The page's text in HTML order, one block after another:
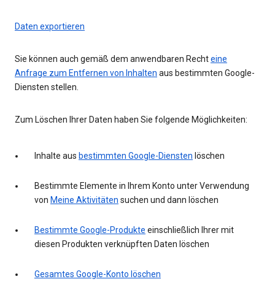
Daten exportieren
Sie können auch gemäß dem anwendbaren Rechteine
Anfrage zum Entfernen von Inhalten aus bestimmten Google-
Diensten stellen.
Zum Löschen Ihrer Daten haben Sie folgende Möglichkeiten:
Inhalte aus bestimmten Google-Diensten löschen
Bestimmte Elemente in Ihrem Konto unter Verwendung
von Meine Aktivitäten suchen und dann löschen
Bestimmte Google-Produkte einschließlich Ihrer mit
diesen Produkten verknüpften Daten löschen
Gesamtes Google-Konto löschen